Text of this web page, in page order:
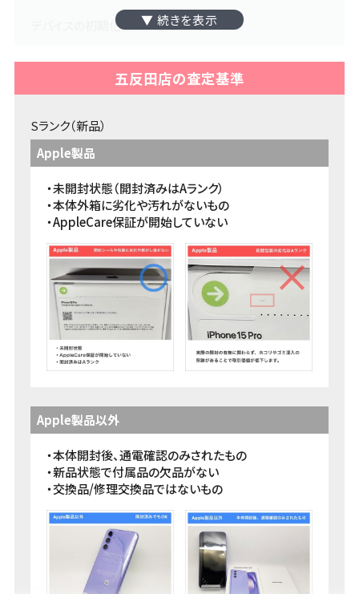
デバイスの初期化方法一覧
iPhone・Android・ガラケーの初期化方法をまとめて
います。売却前の初期化方法をCheck♪
ネットワーク利用制限
ネットワーク利用制限の意味とそもそもの目的。キャ
リアごとの確認方法もご案内！
ネットワーク利用制限とは >>
本人確認書類
古物営業法上、身分証のご確認を必須とさせていた
だいております。身分証で困ったらこちら！
本人確認に必要な物 >>
五反田店の査定基準
Sランク（新品）
Apple製品
・未開封状態（開封済みはAランク）
・本体外箱に劣化や汚れがないもの
・AppleCare保証が開始していない
Apple製品以外
・本体開封後、通電確認のみされたもの
・新品状態で付属品の欠品がない
・交換品/修理交換品ではないもの